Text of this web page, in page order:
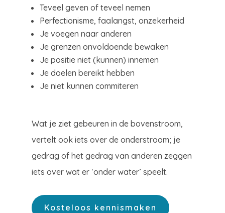
Teveel geven of teveel nemen
Perfectionisme, faalangst, onzekerheid
Je voegen naar anderen
Je grenzen onvoldoende bewaken
Je positie niet (kunnen) innemen
Je doelen bereikt hebben
Je niet kunnen commiteren
Wat je ziet gebeuren in de bovenstroom,
vertelt ook iets over de onderstroom; je
gedrag of het gedrag van anderen zeggen
iets over wat er ‘onder water’ speelt.
Kosteloos kennismaken